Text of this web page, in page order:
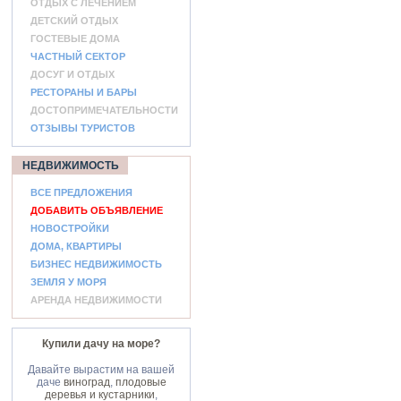
ОТДЫХ С ЛЕЧЕНИЕМ
ДЕТСКИЙ ОТДЫХ
ГОСТЕВЫЕ ДОМА
ЧАСТНЫЙ СЕКТОР
ДОСУГ И ОТДЫХ
РЕСТОРАНЫ И БАРЫ
ДОСТОПРИМЕЧАТЕЛЬНОСТИ
ОТЗЫВЫ ТУРИСТОВ
НЕДВИЖИМОСТЬ
ВСЕ ПРЕДЛОЖЕНИЯ
ДОБАВИТЬ ОБЪЯВЛЕНИЕ
НОВОСТРОЙКИ
ДОМА, КВАРТИРЫ
БИЗНЕС НЕДВИЖИМОСТЬ
ЗЕМЛЯ У МОРЯ
АРЕНДА НЕДВИЖИМОСТИ
Купили дачу на море?
Давайте вырастим на вашей
даче виноград, плодовые
деревья и кустарники,